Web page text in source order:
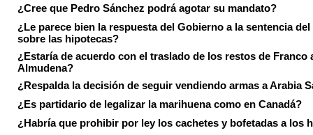
¿Cree que Pedro Sánchez podrá agotar su mandato?
¿Le parece bien la respuesta del Gobierno a la sentencia
sobre las hipotecas?
¿Estaría de acuerdo con el traslado de los restos de Franco
Almudena?
¿Respalda la decisión de seguir vendiendo armas a Arabia
¿Es partidario de legalizar la marihuena como en Canadá?
¿Habría que prohibir por ley los cachetes y bofetadas a los